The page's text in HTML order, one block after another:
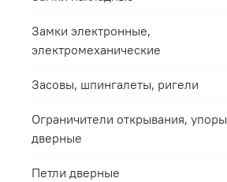
Замки электронные,
электромеханические
Засовы, шпингалеты, ригели
Ограничители открывания, упоры
дверные
Петли дверные